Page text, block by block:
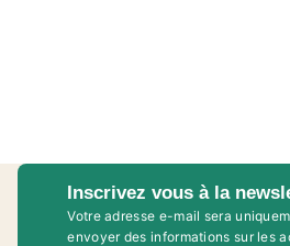
Inscrivez vous à la
Votre adresse e-mail sera
envoyer des informations sur les